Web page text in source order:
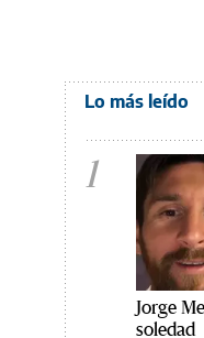
Lo más leído
1
Jorge
soledad